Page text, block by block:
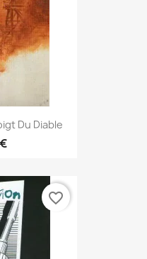
Du Diable
favorite_border